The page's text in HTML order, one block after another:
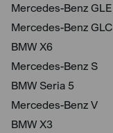
Mercedes-Benz
Mercedes-Benz GLC
BMW X6
Mercedes-Benz S
BMW Seria 5
Mercedes-Benz V
BMW X3